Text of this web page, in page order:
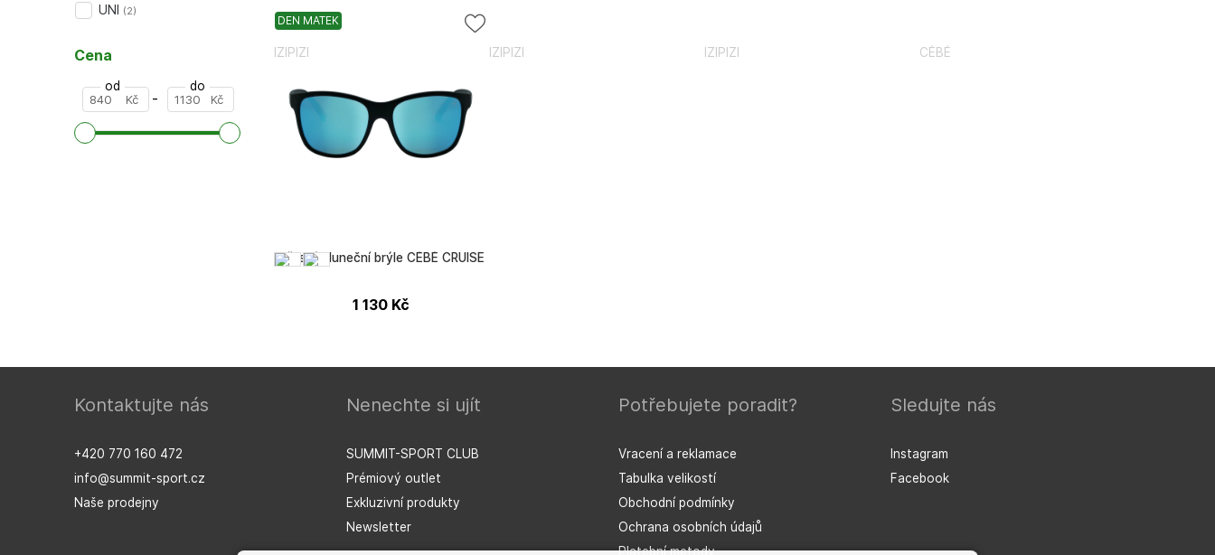
IZIPIZI IZIPIZI IZIPIZI CÉBÉ
DEN MATEK
Dětské sluneční brýle CÉBÉ CRUISE
1 130 Kč
UNI (2)
Cena
od
Kč -
do
Kč
Kontaktujte nás
+420 770 160 472
info@summit-sport.cz
Naše prodejny
Nenechte si ujít
SUMMIT-SPORT CLUB
Prémiový outlet
Exkluzivní produkty
Newsletter
Potřebujete poradit?
Vracení a reklamace
Tabulka velikostí
Obchodní podmínky
Ochrana osobních údajů
Platební metody
Sledujte nás
Instagram
Facebook